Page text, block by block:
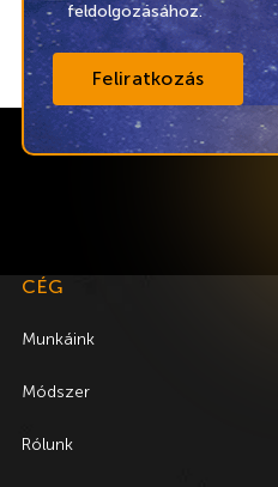
feldolgozásához.
CÉG
Munkáink
Módszer
Rólunk